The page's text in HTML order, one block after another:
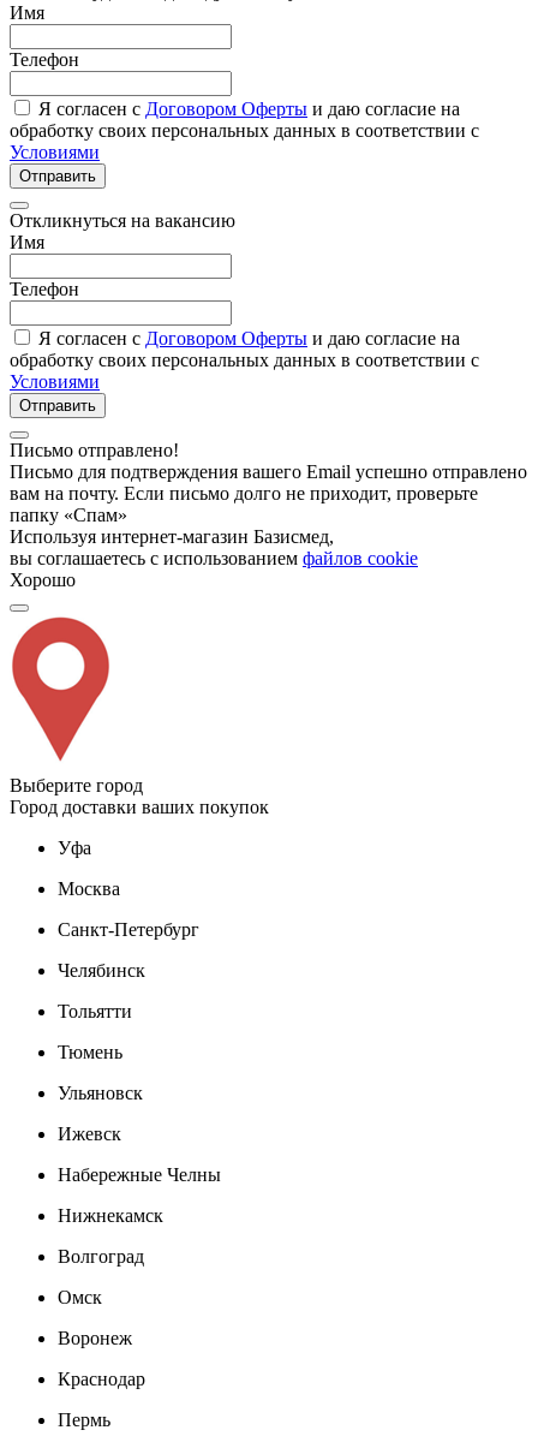
Имя
Телефон
Я согласен с Договором Оферты и даю согласие на
обработку своих персональных данных в соответствии с
Условиями
Отправить
Откликнуться на вакансию
Имя
Телефон
Я согласен с Договором Оферты и даю согласие на
обработку своих персональных данных в соответствии с
Условиями
Отправить
Письмо отправлено!
Письмо для подтверждения вашего Email успешно отправлено
вам на почту. Если письмо долго не приходит, проверьте
папку «Спам»
Используя интернет-магазин Базисмед,
вы соглашаетесь с использованием файлов cookie
Хорошо
Выберите город
Город доставки ваших покупок
Уфа
Москва
Санкт-Петербург
Челябинск
Тольятти
Тюмень
Ульяновск
Ижевск
Набережные Челны
Нижнекамск
Волгоград
Омск
Воронеж
Краснодар
Пермь